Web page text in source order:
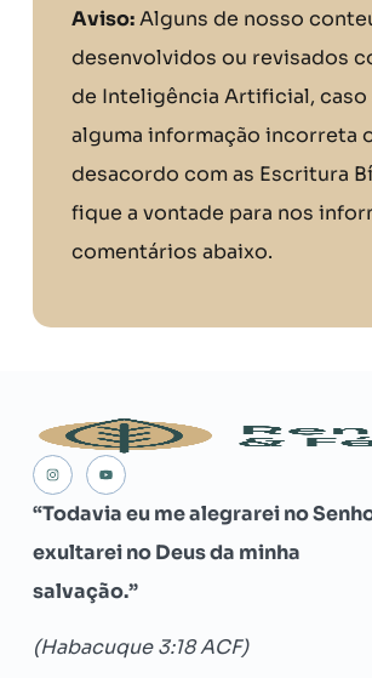
Aviso:Alguns de nosso
desenvolvidos ou revisados
de Inteligência Artificial,
alguma informação incorreta
desacordo com as Escritura
fique a vontade para nos
comentários abaixo.
“Todavia eu me alegrarei no
exultarei no Deus da minha
salvação.”
(Habacuque 3:18 ACF)